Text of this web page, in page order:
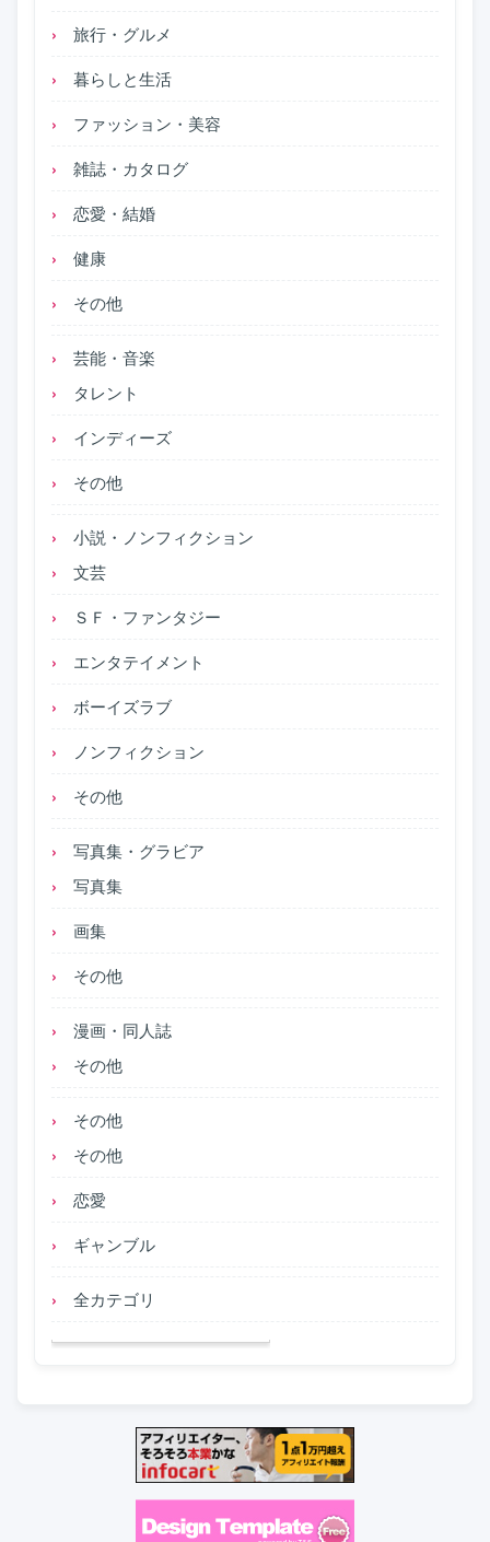
旅行・グルメ
暮らしと生活
ファッション・美容
雑誌・カタログ
恋愛・結婚
健康
その他
芸能・音楽
タレント
インディーズ
その他
小説・ノンフィクション
文芸
ＳＦ・ファンタジー
エンタテイメント
ボーイズラブ
ノンフィクション
その他
写真集・グラビア
写真集
画集
その他
漫画・同人誌
その他
その他
その他
恋愛
ギャンブル
全カテゴリ